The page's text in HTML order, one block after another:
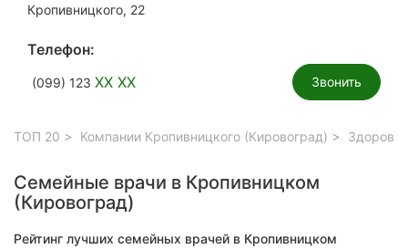
Кропивницкого, 22
Телефон:
(099) 123 XX XX Звонить
ТОП 20 Компании Кропивницкого (Кировоград)
Семейные врачи в Кропивницком
(Кировоград)
Рейтинг лучших семейных врачей в Кропивницком